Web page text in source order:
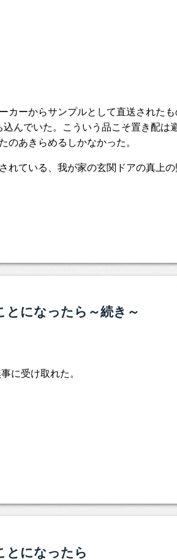
カーからサンプルとして直送された
んでいた。こういう品こそ置き配は
のあきらめるしかなかった。
れている、我が家の玄関ドアの真上
とになったら～続き～
に受け取れた。
とになったら